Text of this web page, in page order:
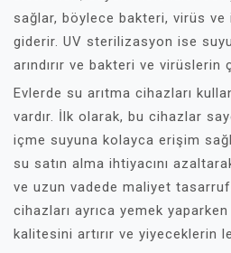
sağlar, böylece bakteri, virüs
giderir. UV sterilizasyon ise
arındırır ve bakteri ve virüslerin
Evlerde su arıtma cihazları
vardır. İlk olarak, bu cihazlar
içme suyuna kolayca erişim
su satın alma ihtiyacını
ve uzun vadede maliyet
cihazları ayrıca yemek
kalitesini artırır ve yiyeceklerin